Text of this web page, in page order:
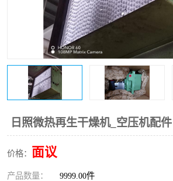
日照微热再生干燥机_空压机配件
价格： 面议
产品数量： 9999.00件
微电脑控制器 离心
复盛离心机零件 中冷
空气过滤器 阿特拉
CAMERON空压机维修